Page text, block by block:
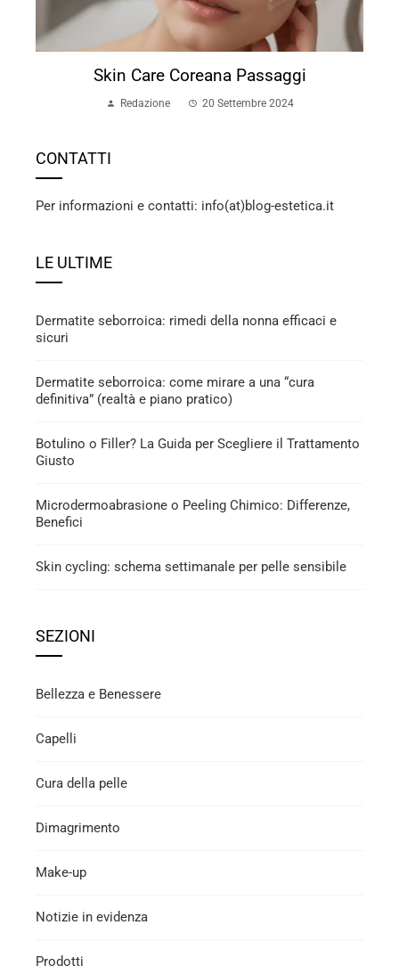
Skin Care Coreana Passaggi
Redazione 20 Settembre 2024
CONTATTI
Per informazioni e contatti: info(at)blog-estetica.it
LE ULTIME
Dermatite seborroica: rimedi della nonna efficaci e
sicuri
Dermatite seborroica: come mirare a una “cura
definitiva” (realtà e piano pratico)
Botulino o Filler? La Guida per Scegliere il Trattamento
Giusto
Microdermoabrasione o Peeling Chimico: Differenze,
Benefici
Skin cycling: schema settimanale per pelle sensibile
SEZIONI
Bellezza e Benessere
Capelli
Cura della pelle
Dimagrimento
Make-up
Notizie in evidenza
Prodotti